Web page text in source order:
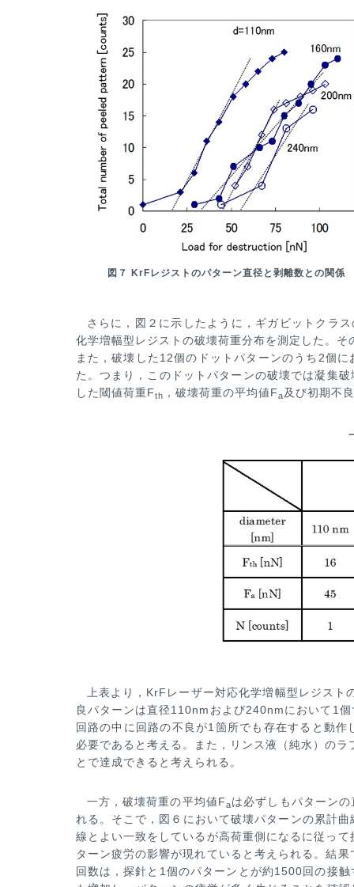
図７ KrFレジストのパターン直径と剥離数との関係
さらに，図２に示したように，ギガビットクラ
化学増幅型レジストの破壊荷重分布を測定した。そ
また，破壊した12個のド ットパターンのうち2個
た。つまり，このドットパターンの破壊では凝集
した閾値荷重Fth ，破壊荷重の平均値Fa及び初期不
上表より，KrFレーザー対応化学増幅型レジスト
良パターンは直径110nmおよび240nmにおいて1個
回路の中に回路の不良が1箇所でも存在すると動作
必要であると考える。また，リンス液（純水）の
とで達成できると考えられる。
一方，破壊荷重の平均値Faは必ずしもパターン
れる。そこで，図６において破壊パターンの累計曲
線とよい一致をしているが高荷重側になるに従っ
ターン疲労の影響が現れていると考えられる。結
回数は，探針と1個のパターンとが約1500回の接触